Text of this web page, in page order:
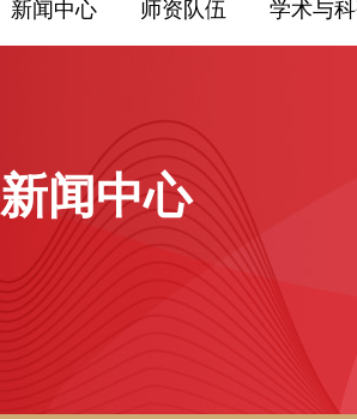
新闻中心 师资队伍 学术与
新闻中心